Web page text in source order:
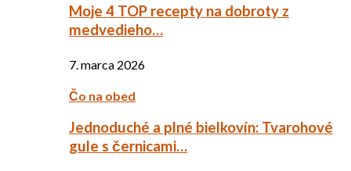
Moje 4 TOP recepty na dobroty z
medvedieho…
7. marca 2026
Čo na obed
Jednoduché a plné bielkovín: Tvarohové
gule s černicami…